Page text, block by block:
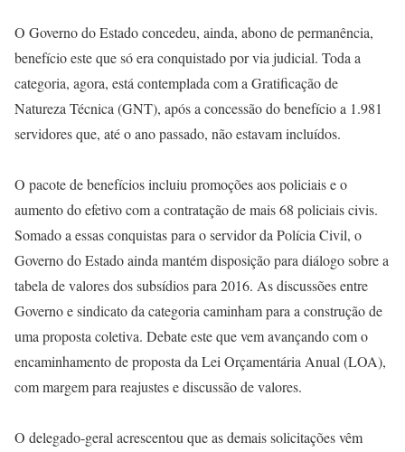
O Governo do Estado concedeu, ainda, abono de permanência,
benefício este que só era conquistado por via judicial. Toda a
categoria, agora, está contemplada com a Gratificação de
Natureza Técnica (GNT), após a concessão do benefício a 1.981
servidores que, até o ano passado, não estavam incluídos.
O pacote de benefícios incluiu promoções aos policiais e o
aumento do efetivo com a contratação de mais 68 policiais civis.
Somado a essas conquistas para o servidor da Polícia Civil, o
Governo do Estado ainda mantém disposição para diálogo sobre a
tabela de valores dos subsídios para 2016. As discussões entre
Governo e sindicato da categoria caminham para a construção de
uma proposta coletiva. Debate este que vem avançando com o
encaminhamento de proposta da Lei Orçamentária Anual (LOA),
com margem para reajustes e discussão de valores.
O delegado-geral acrescentou que as demais solicitações vêm